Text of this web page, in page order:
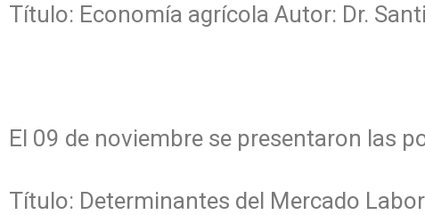
Título: Economía agrícola Autor: Dr.
El 09 de noviembre se presentaron las
Título: Determinantes del Mercado